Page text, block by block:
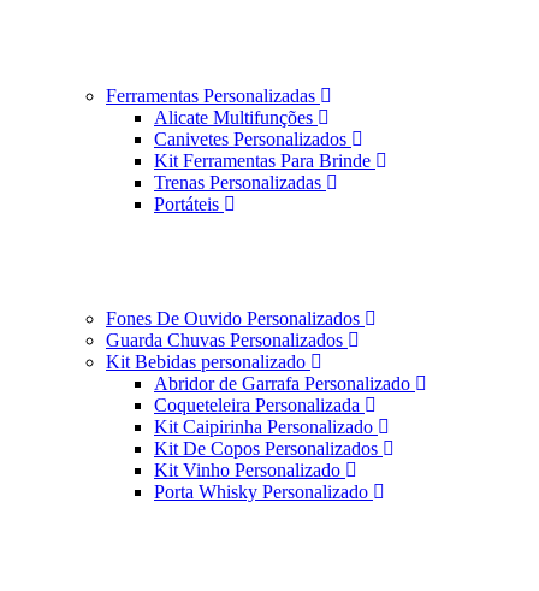
Ferramentas Personalizadas
Alicate Multifunções
Canivetes Personalizados
Kit Ferramentas Para Brinde
Trenas Personalizadas
Portáteis
Fones De Ouvido Personalizados
Guarda Chuvas Personalizados
Kit Bebidas personalizado
Abridor de Garrafa Personalizado
Coqueteleira Personalizada
Kit Caipirinha Personalizado
Kit De Copos Personalizados
Kit Vinho Personalizado
Porta Whisky Personalizado